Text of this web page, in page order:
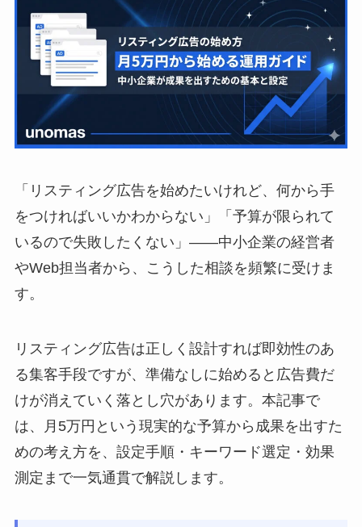
「リスティング広告を始めたいけれど、何から手
をつければいいかわからない」「予算が限られて
いるので失敗したくない」——中小企業の経営者
やWeb担当者から、こうした相談を頻繁に受けま
す。
リスティング広告は正しく設計すれば即効性のあ
る集客手段ですが、準備なしに始めると広告費だ
けが消えていく落とし穴があります。本記事で
は、月5万円という現実的な予算から成果を出すた
めの考え方を、設定手順・キーワード選定・効果
測定まで一気通貫で解説します。